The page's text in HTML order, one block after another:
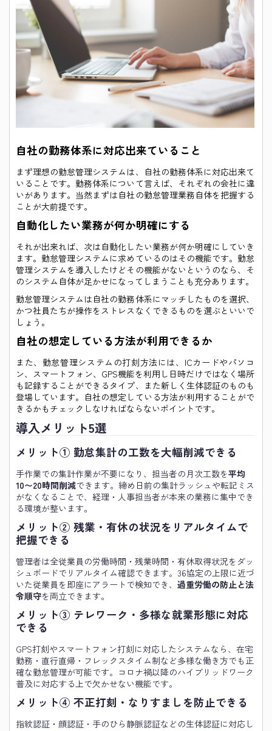
自社の勤務体系に対応出来ていること
まず理想の勤怠管理システムは、自社の勤務体系に対応出来て
いることです。勤務体系について言えば、それぞれの会社に違
いがあります。当然まずは自社の勤怠管理業務自体を把握する
ことが大前提です。
自動化したい業務が何か明確にする
それが出来れば、次は自動化したい業務が何か明確にしていき
ます。勤怠管理システムに求めているのはその機能です。勤怠
管理システムを導入したけどその機能がないというのなら、そ
のシステム自体が足かせになってしまうことも充分あります。
勤怠管理システムは自社の勤務体系にマッチしたものを選択、
かつ社員たちが操作をストレスなくできるものを選ぶといいで
しょう。
自社の想定している方法が利用できるか
また、勤怠管理システムの打刻方法には、ICカードやパソコ
ン、スマートフォン、GPS機能を利用し日時だけではなく場所
も記録することができるタイプ、また新しく生体認証のものも
登場しています。自社の想定している方法が利用することがで
きるかもチェックしなければならないポイントです。
導入メリット5選
メリット① 勤怠集計の工数を大幅削減できる
手作業での集計作業が不要になり、担当者の月次工数を平均
10〜20時間削減できます。締め日前の集計ラッシュや転記ミス
がなくなることで、経理・人事担当者が本来の業務に集中でき
る環境が整います。
メリット② 残業・有休の状況をリアルタイムで
把握できる
管理者は全従業員の労働時間・残業時間・有休取得状況をダッ
シュボードでリアルタイム確認できます。36協定の上限に近づ
いた従業員を即座にアラートで検知でき、 過重労働の防止と法
令順守を両立できます。
メリット③ テレワーク・多様な就業形態に対応
できる
GPS打刻やスマートフォン打刻に対応したシステムなら、在宅
勤務・直行直帰・フレックスタイム制など多様な働き方でも正
確な勤怠管理が可能です。コロナ禍以降のハイブリッドワーク
普及に対応する上で欠かせない機能です。
メリット④ 不正打刻・なりすましを防止できる
指紋認証・顔認証・手のひら静脈認証などの生体認証に対応し